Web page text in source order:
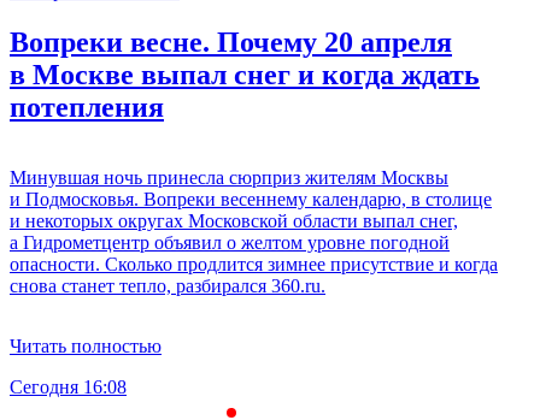
Вопреки весне. Почему 20 апреля
в Москве выпал снег и когда ждать
потепления
Минувшая ночь принесла сюрприз жителям Москвы
и Подмосковья. Вопреки весеннему календарю, в столице
и некоторых округах Московской области выпал снег,
а Гидрометцентр объявил о желтом уровне погодной
опасности. Сколько продлится зимнее присутствие и когда
снова станет тепло, разбирался 360.ru.
Читать полностью
Сегодня 16:08